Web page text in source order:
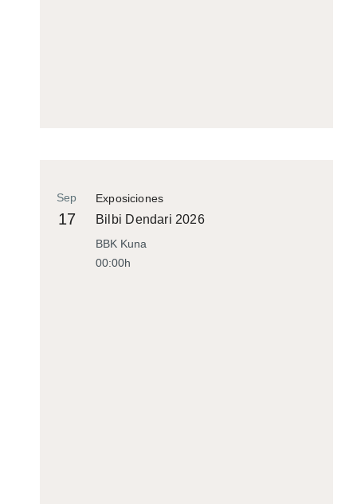
Exposiciones
Sep
17 Bilbi Dendari 2026
BBK Kuna
00:00h